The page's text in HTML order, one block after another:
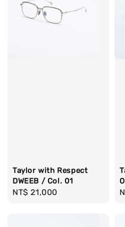
Taylor with Respect
DWEEB / Col. 01
Regular
NT$ 21,000